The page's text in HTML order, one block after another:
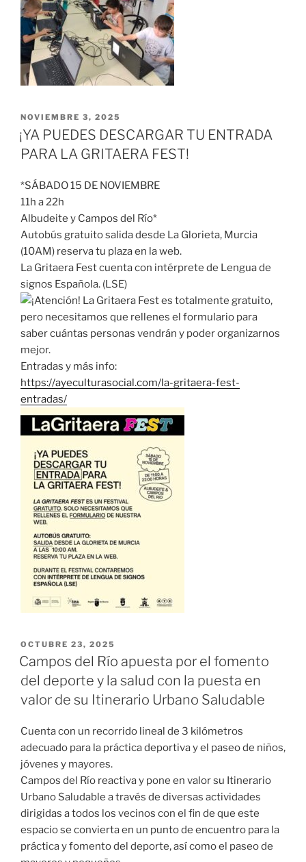
NOVIEMBRE 3, 2025
¡YA PUEDES DESCARGAR TU ENTRADA
PARA LA GRITAERA FEST!
*SÁBADO 15 DE NOVIEMBRE
11h a 22h
Albudeite y Campos del Río*
Autobús gratuito salida desde La Glorieta, Murcia
(10AM) reserva tu plaza en la web.
La Gritaera Fest cuenta con intérprete de Lengua de
signos Española. (LSE)
¡Atención! La Gritaera Fest es totalmente gratuito,
pero necesitamos que rellenes el formulario para
saber cuántas personas vendrán y poder organizarnos
mejor.
Entradas y más info:
https://ayeculturasocial.com/la-gritaera-fest-
entradas/
OCTUBRE 23, 2025
Campos del Río apuesta por el fomento
del deporte y la salud con la puesta en
valor de su Itinerario Urbano Saludable
Cuenta con un recorrido lineal de 3 kilómetros
adecuado para la práctica deportiva y el paseo de niños,
jóvenes y mayores.
Campos del Río reactiva y pone en valor su Itinerario
Urbano Saludable a través de diversas actividades
dirigidas a todos los vecinos con el fin de que este
espacio se convierta en un punto de encuentro para la
práctica y fomento del deporte, así como el paseo de